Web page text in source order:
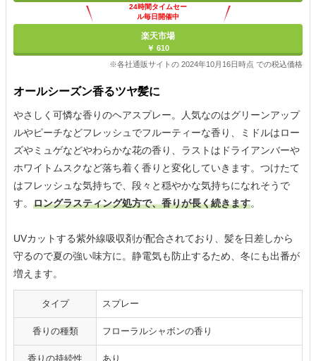
24時間タイムセー
ル毎日開催中
楽天市場
￥ 610
※各社通販サイトの 2024年10月16日時点 での税込価格
オールシーズン香るツヤ髪に
やさしく可憐な香りのヘアスプレー。人気なのはグリーンアップ
ルやピーチなどフレッシュでフルーティーな香り、ミドルはロー
ズやミュゲなどやわらかな花の香り、ラストはドライアンバーや
ホワイトムスクなど落ち着く香りと変化していきます。つけたて
はフレッシュな気持ちで、段々と穏やかな気持ちになれそうで
す。 ロングラスティング処方で、香りが長く続きます。
UVカットする紫外線吸収剤が配合されており、髪を日差しから
守るので夏の強い味方に。静電気も防止するため、冬にも出番が
増えます。
タイプ スプレー
香りの種類 フローラルシャボンの香り
香りの持続性 あり